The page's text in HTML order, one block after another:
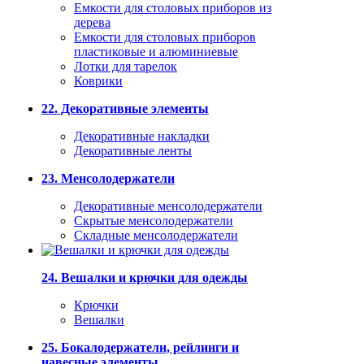
Емкости для столовых приборов из
дерева
Емкости для столовых приборов
пластиковые и алюминиевые
Лотки для тарелок
Коврики
22. Декоративные элементы
Декоративные накладки
Декоративные ленты
23. Менсолодержатели
Декоративные менсолодержатели
Скрытые менсолодержатели
Складные менсолодержатели
24. Вешалки и крючки для одежды
Крючки
Вешалки
25. Бокалодержатели, рейлинги и